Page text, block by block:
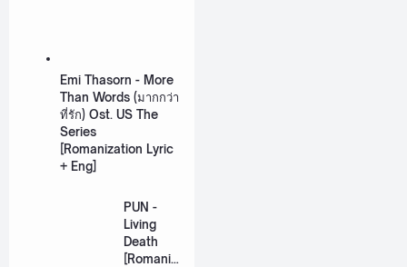
Emi Thasorn - More
Than Words (มากกว่า
ที่รัก) Ost. US The
Series
[Romanization Lyric
+ Eng]
PUN -
Living
Death
[Romaniz